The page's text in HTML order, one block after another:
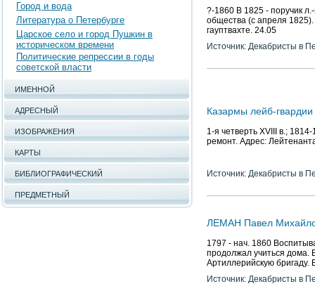
Город и вода
Литература о Петербурге
Царское село и город Пушкин в
историческом времени
Политические репрессии в годы
советской власти
ИМЕННОЙ
АДРЕСНЫЙ
ИЗОБРАЖЕНИЯ
КАРТЫ
БИБЛИОГРАФИЧЕСКИЙ
ПРЕДМЕТНЫЙ
?-1860 В 1825 - поручик
общества (с апреля
гауптвахте. 24.05
Источник: Декабристы в
Казармы лейб-
1-я четверть XVIII в.;
ремонт. Адрес:
Источник: Декабристы в
ЛЕМАН Павел
1797 - нач. 1860
продолжал учиться дома.
Артиллерийскую бригаду.
Источник: Декабристы в